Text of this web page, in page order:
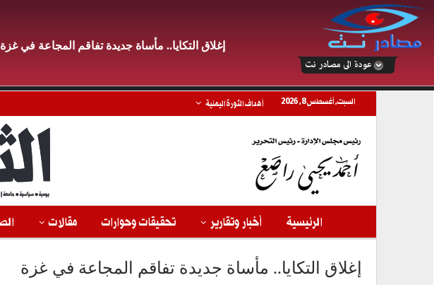
إغلاق التكايا.. مأساة جديدة تفاقم المجاعة في غزة